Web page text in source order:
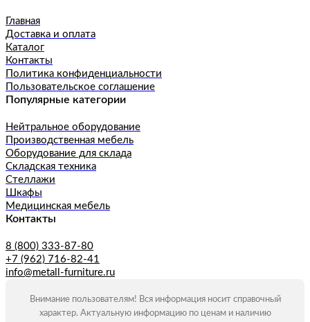
Главная
Доставка и оплата
Каталог
Контакты
Политика конфиденциальности
Пользовательское соглашение
Популярные категории
Нейтральное оборудование
Производственная мебель
Оборудование для склада
Складская техника
Стеллажи
Шкафы
Медицинская мебель
Контакты
8 (800) 333-87-80
+7 (962) 716-82-41
info@metall-furniture.ru
Внимание пользователям! Вся информация носит справочный
характер. Актуальную информацию по ценам и наличию